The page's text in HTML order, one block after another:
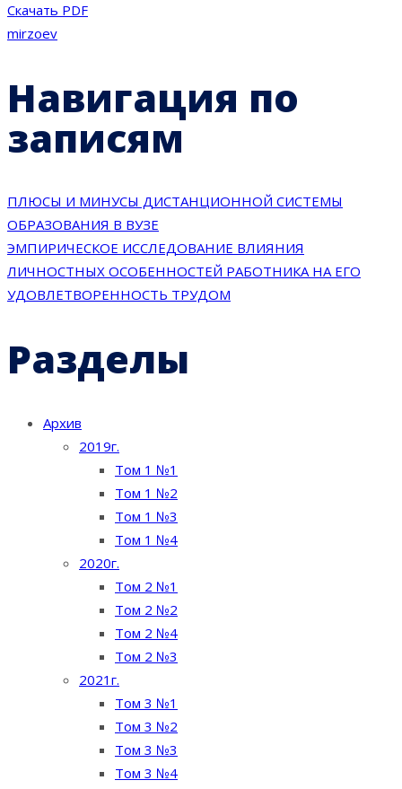
Скачать PDF
mirzoev
Навигация по
записям
ПЛЮСЫ И МИНУСЫ ДИСТАНЦИОННОЙ СИСТЕМЫ
ОБРАЗОВАНИЯ В ВУЗЕ
ЭМПИРИЧЕСКОЕ ИССЛЕДОВАНИЕ ВЛИЯНИЯ
ЛИЧНОСТНЫХ ОСОБЕННОСТЕЙ РАБОТНИКА НА ЕГО
УДОВЛЕТВОРЕННОСТЬ ТРУДОМ
Разделы
Архив
2019г.
Том 1 №1
Том 1 №2
Том 1 №3
Том 1 №4
2020г.
Том 2 №1
Том 2 №2
Том 2 №4
Том 2 №3
2021г.
Том 3 №1
Том 3 №2
Том 3 №3
Том 3 №4